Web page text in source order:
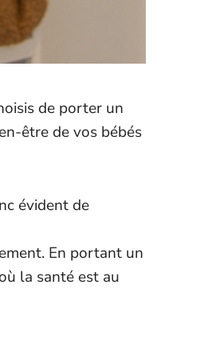
de porter un
être de vos bébés
évident de
En portant un
la santé est au